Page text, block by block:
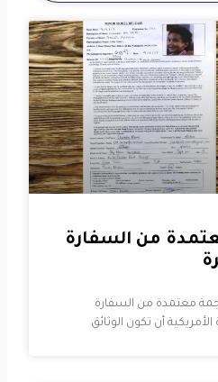
من السفارة
معتمدة من السفارة
أن تكون الوثائق